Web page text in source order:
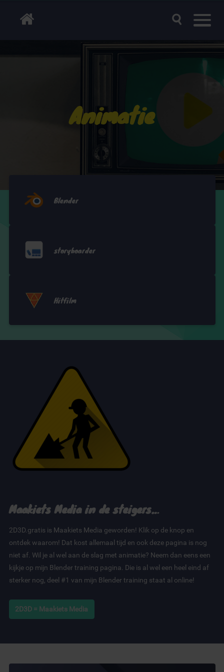
Animatie
Blender
storyboarder
Hitfilm
Maakiets Media in de steigers…
2D3D.gratis is Maakiets Media geworden! Klik op de knop en
ontdek waarom! Dat kost allemaal tijd en ook deze pagina is nog
niet af. Wil je al wel aan de slag met animatie? Neem dan eens een
kijkje op mijn Blender training pagina. Die is al wel een heel eind af
sterker nog, deel #1 van mijn Blender training staat al online!
2D3D = Maakiets Media